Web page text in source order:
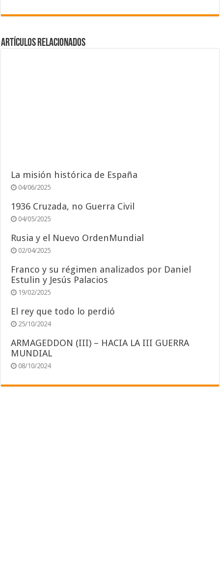
Artículos relacionados
La misión histórica de España
04/06/2025
1936 Cruzada, no Guerra Civil
04/05/2025
Rusia y el Nuevo OrdenMundial
02/04/2025
Franco y su régimen analizados por Daniel
Estulin y Jesús Palacios
19/02/2025
El rey que todo lo perdió
25/10/2024
ARMAGEDDON (III) – HACIA LA III GUERRA
MUNDIAL
08/10/2024